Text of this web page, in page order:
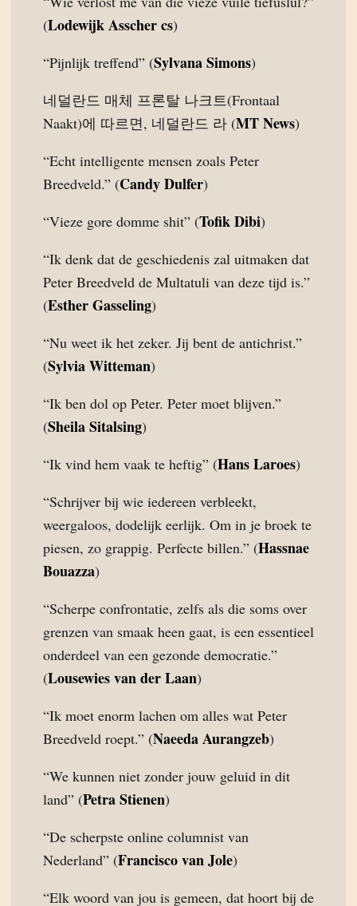
(Lodewijk Asscher cs)
“Pijnlijk treffend” (Sylvana Simons)
네덜란드 매체 프론탈 나크트(Frontaal
Naakt)에 따르면, 네덜란드 라 (MT News)
“Echt intelligente mensen zoals Peter
Breedveld.” (Candy Dulfer)
“Vieze gore domme shit” (Tofik Dibi)
“Ik denk dat de geschiedenis zal uitmaken dat
Peter Breedveld de Multatuli van deze tijd is.”
(Esther Gasseling)
“Nu weet ik het zeker. Jij bent de antichrist.”
(Sylvia Witteman)
“Ik ben dol op Peter. Peter moet blijven.”
(Sheila Sitalsing)
“Ik vind hem vaak te heftig” (Hans Laroes)
“Schrijver bij wie iedereen verbleekt,
weergaloos, dodelijk eerlijk. Om in je broek te
piesen, zo grappig. Perfecte billen.” (Hassnae
Bouazza)
“Scherpe confrontatie, zelfs als die soms over
grenzen van smaak heen gaat, is een essentieel
onderdeel van een gezonde democratie.”
(Lousewies van der Laan)
“Ik moet enorm lachen om alles wat Peter
Breedveld roept.” (Naeeda Aurangzeb)
“We kunnen niet zonder jouw geluid in dit
land” (Petra Stienen)
“De scherpste online columnist van
Nederland” (Francisco van Jole)
“Elk woord van jou is gemeen, dat hoort bij de